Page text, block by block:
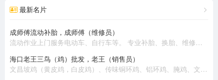
最新名片
成师傅流动补胎，成师傅（维修员）
流动作业上门服务电动车、自行车等。 专业补胎、换胎、维修、换电池、收电池回收旧电动车。 热情周到、上门服务。
海口老王三鸟（鸡）批发，老王（销售员）
文昌坡鸡（黄皮鸡，白皮鸡）、传味铜环鸡、铝环鸡、腌鸡、文昌公鸡、乌鸡、老鸡、半老鸡、公鸡（大脚）